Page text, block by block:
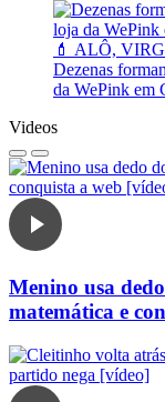
💄 ALÔ,
Dezenas
da WePink em
Videos
Menino usa
matemática e